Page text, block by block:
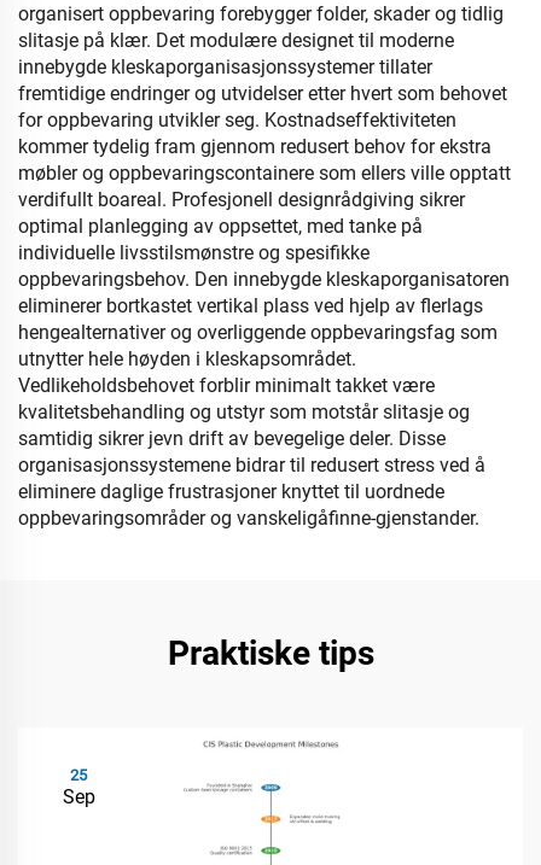
organisert oppbevaring forebygger folder, skader og tidlig
slitasje på klær. Det modulære designet til moderne
innebygde kleskaporganisasjonssystemer tillater
fremtidige endringer og utvidelser etter hvert som behovet
for oppbevaring utvikler seg. Kostnadseffektiviteten
kommer tydelig fram gjennom redusert behov for ekstra
møbler og oppbevaringscontainere som ellers ville opptatt
verdifullt boareal. Profesjonell designrådgiving sikrer
optimal planlegging av oppsettet, med tanke på
individuelle livsstilsmønstre og spesifikke
oppbevaringsbehov. Den innebygde kleskaporganisatoren
eliminerer bortkastet vertikal plass ved hjelp av flerlags
hengealternativer og overliggende oppbevaringsfag som
utnytter hele høyden i kleskapsområdet.
Vedlikeholdsbehovet forblir minimalt takket være
kvalitetsbehandling og utstyr som motstår slitasje og
samtidig sikrer jevn drift av bevegelige deler. Disse
organisasjonssystemene bidrar til redusert stress ved å
eliminere daglige frustrasjoner knyttet til uordnede
oppbevaringsområder og vanskeligåfinne-gjenstander.
Praktiske tips
25
Sep